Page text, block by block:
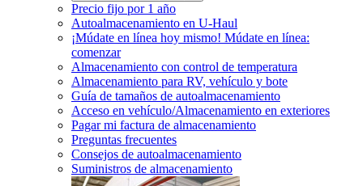
Precio fijo por 1 año
Autoalmacenamiento en U-Haul
¡Múdate en línea hoy mismo! Múdate en línea:
comenzar
Almacenamiento con control de temperatura
Almacenamiento para RV, vehículo y bote
Guía de tamaños de autoalmacenamiento
Acceso en vehículo/Almacenamiento en exteriores
Pagar mi factura de almacenamiento
Preguntas frecuentes
Consejos de autoalmacenamiento
Suministros de almacenamiento